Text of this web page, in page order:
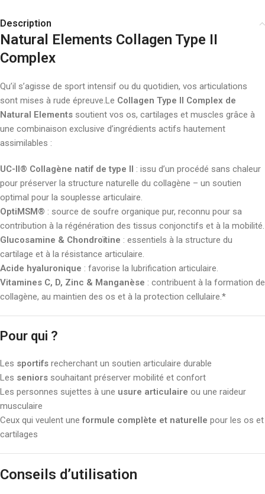
Description
Natural Elements Collagen Type II
Complex
Qu’il s’agisse de sport intensif ou du quotidien, vos articulations
sont mises à rude épreuve.Le Collagen Type II Complex de
Natural Elements soutient vos os, cartilages et muscles grâce à
une combinaison exclusive d’ingrédients actifs hautement
assimilables :
UC-II® Collagène natif de type II
: issu d’un procédé sans chaleur
pour préserver la structure naturelle du collagène – un soutien
optimal pour la souplesse articulaire.
OptiMSM® : source de soufre organique pur, reconnu pour sa
contribution à la régénération des tissus conjonctifs et à la mobilité.
Glucosamine & Chondroïtine : essentiels à la structure du
cartilage et à la résistance articulaire.
Acide hyaluronique : favorise la lubrification articulaire.
Vitamines C, D, Zinc & Manganèse : contribuent à la formation de
collagène, au maintien des os et à la protection cellulaire.*
Pour qui ?
Les sportifs recherchant un soutien articulaire durable
Les seniors souhaitant préserver mobilité et confort
Les personnes sujettes à une usure articulaire ou une raideur
musculaire
Ceux qui veulent uneformule complète et naturelle pour les os et
cartilages
Conseils d’utilisation